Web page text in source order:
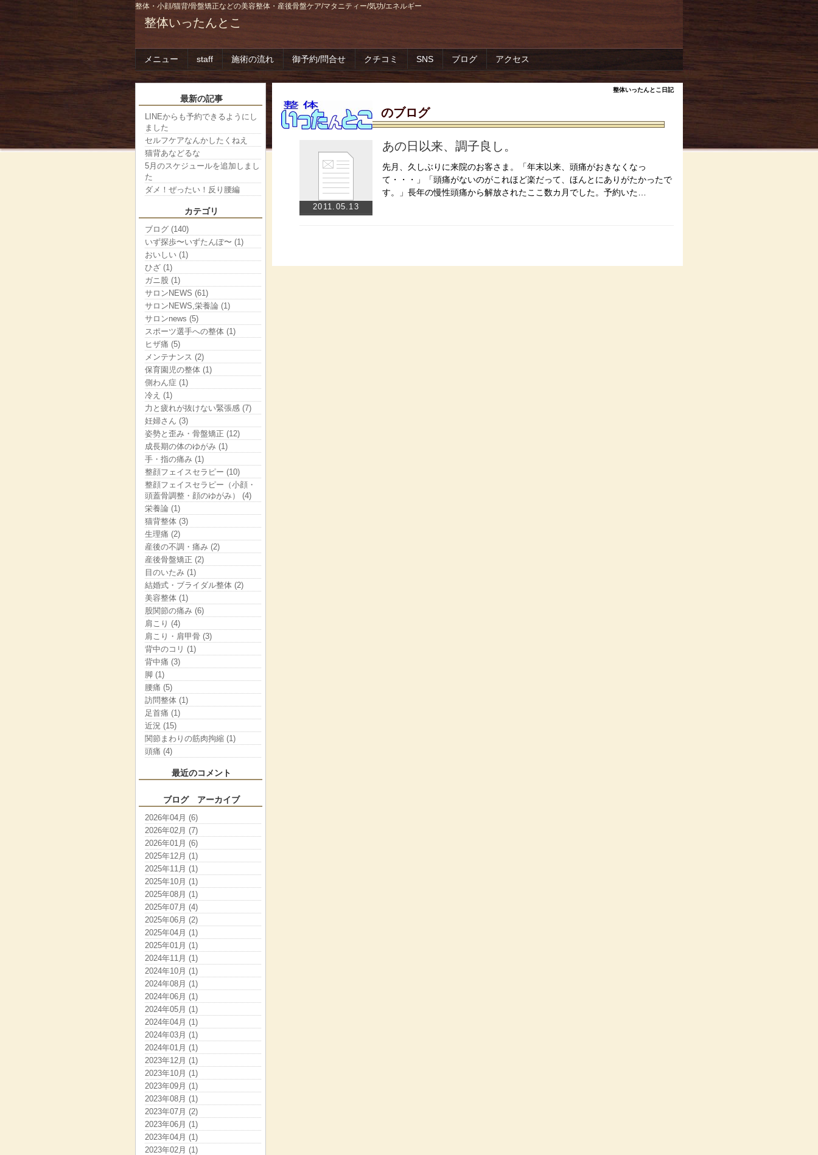
整体・小顔/猫背/骨盤矯正などの美容整体・産後骨盤ケア/マタニティー/気功/エネルギー
整体いったんとこ
メニュー staff 施術の流れ 御予約/問合せ クチコミ SNS ブログ アクセス
整体いったんとこ日記
のブログ
2011.05.13
あの日以来、調子良し。
先月、久しぶりに来院のお客さま。「年末以来、頭痛がおきなくなっ
て・・・」「頭痛がないのがこれほど楽だって、ほんとにありがたかったで
す。」長年の慢性頭痛から解放されたここ数カ月でした。予約いた…
最新の記事
LINEからも予約できるようにし
ました
セルフケアなんかしたくねえ
猫背あなどるな
5月のスケジュールを追加しまし
た
ダメ！ぜったい！反り腰編
カテゴリ
ブログ (140)
いず探歩〜いずたんぽ〜 (1)
おいしい (1)
ひざ (1)
ガニ股 (1)
サロンNEWS (61)
サロンNEWS,栄養論 (1)
サロンnews (5)
スポーツ選手への整体 (1)
ヒザ痛 (5)
メンテナンス (2)
保育園児の整体 (1)
側わん症 (1)
冷え (1)
力と疲れが抜けない緊張感 (7)
妊婦さん (3)
姿勢と歪み・骨盤矯正 (12)
成長期の体のゆがみ (1)
手・指の痛み (1)
整顔フェイスセラピー (10)
整顔フェイスセラピー（小顔・
頭蓋骨調整・顔のゆがみ） (4)
栄養論 (1)
猫背整体 (3)
生理痛 (2)
産後の不調・痛み (2)
産後骨盤矯正 (2)
目のいたみ (1)
結婚式・ブライダル整体 (2)
美容整体 (1)
股関節の痛み (6)
肩こり (4)
肩こり・肩甲骨 (3)
背中のコリ (1)
背中痛 (3)
脚 (1)
腰痛 (5)
訪問整体 (1)
足首痛 (1)
近況 (15)
関節まわりの筋肉拘縮 (1)
頭痛 (4)
最近のコメント
ブログ アーカイブ
2026年04月 (6)
2026年02月 (7)
2026年01月 (6)
2025年12月 (1)
2025年11月 (1)
2025年10月 (1)
2025年08月 (1)
2025年07月 (4)
2025年06月 (2)
2025年04月 (1)
2025年01月 (1)
2024年11月 (1)
2024年10月 (1)
2024年08月 (1)
2024年06月 (1)
2024年05月 (1)
2024年04月 (1)
2024年03月 (1)
2024年01月 (1)
2023年12月 (1)
2023年10月 (1)
2023年09月 (1)
2023年08月 (1)
2023年07月 (2)
2023年06月 (1)
2023年04月 (1)
2023年02月 (1)